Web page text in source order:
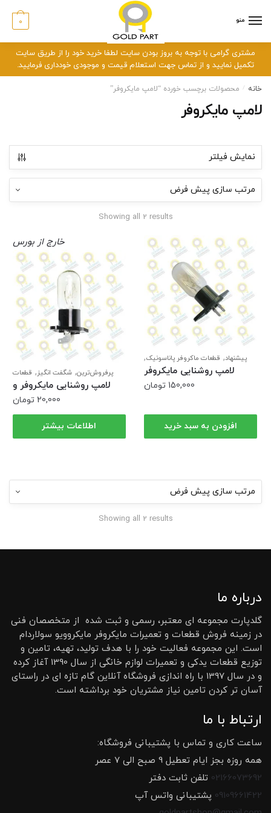
منو 0
مشتری گرامی با توجه به بروز بودن سایت لطفا خرید خود را از طریق سایت
تکمیل نمایید و از تماس جهت استعلام قیمت و موجودی خودداری فرمایید.
خانه / محصولات برچسب خورده “لامپ مایکروفر”
لامپ مایکروفر
نمایش فیلتر
Showing all 2 results
پیشنهاد, قطعات ماکروفر پاناسونیک,
قطعات ماکروفر سامسونگ,
لامپ
روشنایی,ویژه
لامپ روشنایی مایکروفر
150,000 تومان
افزودن به سبد خرید
خارج از بورس
پرفروش‌ترین,شگفت انگیز, قطعات
سولاردام
قطعات ماکروفر ال جی ,لامپ
روشنایی
لامپ روشنایی مایکروفر و
سولاردام ال جی
20,000 تومان
اطلاعات بیشتر
Showing all 2 results
درباره ما
گلدپارت مجموعه ای معتبر، رسمی و ثبت شده از متخصصان فنی
در زمینه فروش قطعات و تعمیرات مایکروفر مایکروویو سولاردام
است. این مجموعه فعالیت خود را با هدف تولید، تهیه، تامین و
توزیع قطعات یدکی و تعمیرات لوازم خانگی از سال 1390 آغاز کرده
و در سال 1397 با راه اندازی فروشگاه آنلاین گام تازه ای در راستای
آسان تر کردن تامین نیاز مشتریان خود برداشته است.
ارتباط با ما
ساعت کاری و تماس با پشتیبانی فروشگاه:
همه روزه بجز ایام تعطیل 9 صبح الی 7 عصر
02166073692 تلفن ثابت دفتر
09109661422 پشتیبانی واتس آپ